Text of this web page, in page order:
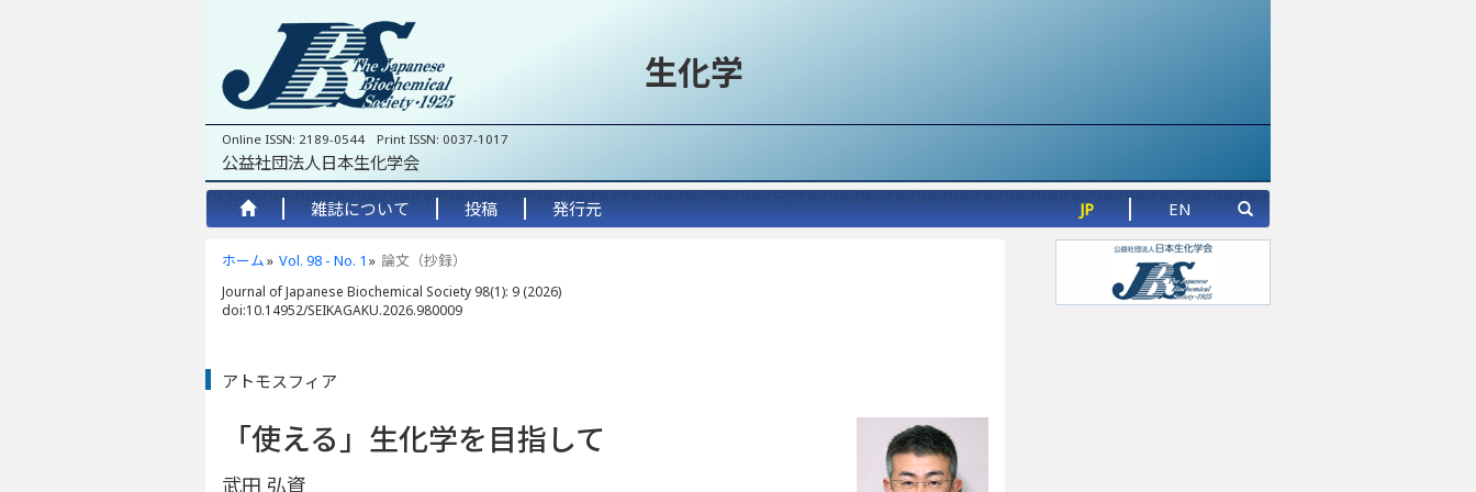
生化学
Online ISSN: 2189-0544 Print ISSN: 0037-1017
公益社団法人日本生化学会
雑誌について 投稿 発行元 JP EN
ホーム Vol. 98 - No. 1 論文（抄録）
Journal of Japanese Biochemical Society 98(1): 9 (2026)
doi:10.14952/SEIKAGAKU.2026.980009
アトモスフィア
「使える」生化学を目指して
武田 弘資